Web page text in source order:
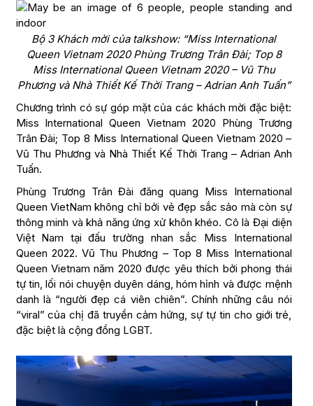
Bộ 3 Khách mời của talkshow: “Miss International
Queen Vietnam 2020 Phùng Trương Trân Đài; Top 8
Miss International Queen Vietnam 2020 – Vũ Thu
Phương và Nhà Thiết Kế Thời Trang – Adrian Anh Tuấn”
Chương trình có sự góp mặt của các khách mời đặc biệt:
Miss International Queen Vietnam 2020 Phùng Trương
Trân Đài; Top 8 Miss International Queen Vietnam 2020 –
Vũ Thu Phương và Nhà Thiết Kế Thời Trang – Adrian Anh
Tuấn.
Phùng Trương Trân Đài đăng quang Miss International
Queen VietNam không chỉ bởi vẻ đẹp sắc sảo mà còn sự
thông minh và khả năng ứng xử khôn khéo. Cô là Đại diện
Việt Nam tại đấu trường nhan sắc Miss International
Queen 2022. Vũ Thu Phương – Top 8 Miss International
Queen Vietnam năm 2020 được yêu thích bởi phong thái
tự tin, lối nói chuyện duyên dáng, hóm hỉnh và được mệnh
danh là “người đẹp cá viên chiên”. Chính những câu nói
“viral” của chị đã truyền cảm hứng, sự tự tin cho giới trẻ,
đặc biệt là cộng đồng LGBT.